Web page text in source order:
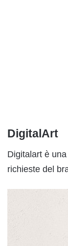
DigitalArt
Digitalart è
richieste del